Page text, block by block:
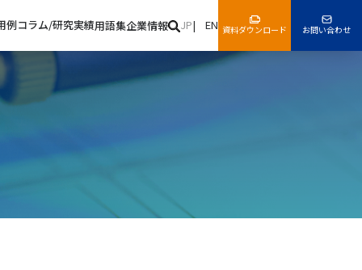
例コラム/研究実績用語集企業情報 JP EN 資料ダウンロード お問い合わせ